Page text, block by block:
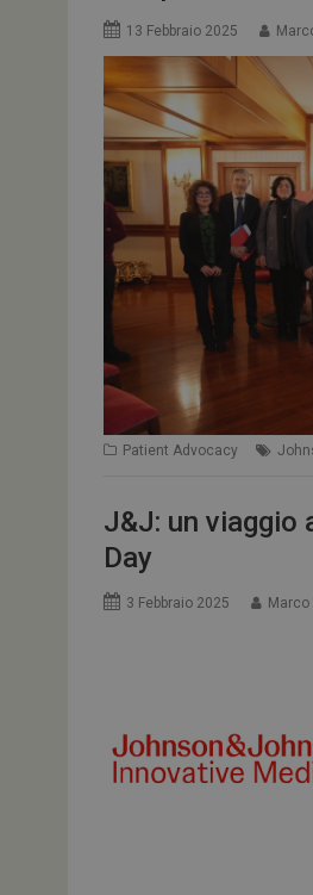
13 Febbraio 2025
Patient Advocacy
J&J: un viaggio
Day
3 Febbraio 2025 Marco